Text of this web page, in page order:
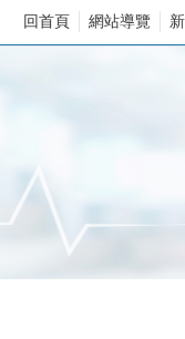
回首頁 網站導覽